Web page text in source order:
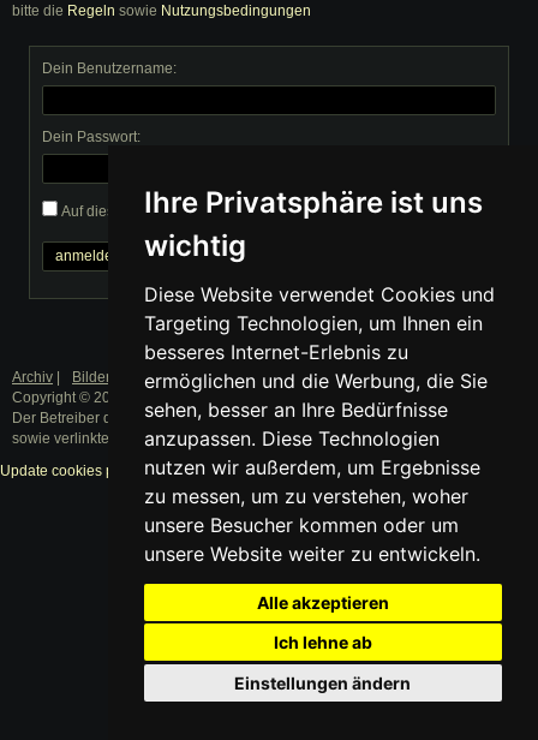
Ihre Privatsphäre ist uns
wichtig
Diese Website verwendet Cookies und
Targeting Technologien, um Ihnen ein
besseres Internet-Erlebnis zu
ermöglichen und die Werbung, die Sie
sehen, besser an Ihre Bedürfnisse
anzupassen. Diese Technologien
nutzen wir außerdem, um Ergebnisse
zu messen, um zu verstehen, woher
unsere Besucher kommen oder um
unsere Website weiter zu entwickeln.
Alle akzeptieren
Ich lehne ab
Einstellungen ändern
bitte die Regeln sowie Nutzungsbedingungen
Dein Benutzername:
Dein Passwort:
Auf diesem Computer eingeloggt bleiben
Passwort vergessen?
Archiv Bilder Datenschutz|
Impressum
Copyright © 2003 - 2019 · Alle Rechte vorbehalten.
Der Betreiber distanziert sich ausdrücklich von den Inhalten der Forenbeiträge
sowie verlinkter Internetseiten.
Update cookies preferences